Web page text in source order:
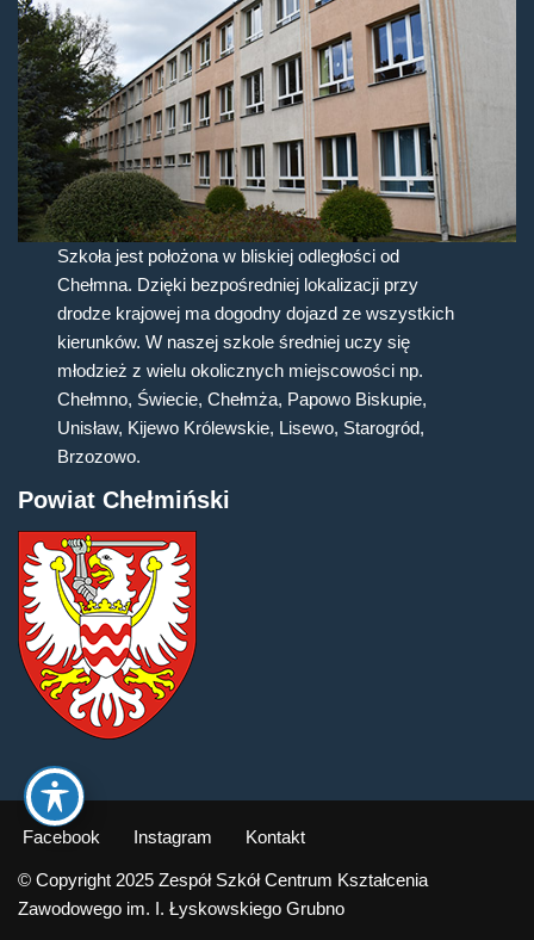
Szkoła jest położona w bliskiej odległości od
Chełmna. Dzięki bezpośredniej lokalizacji przy
drodze krajowej ma dogodny dojazd ze wszystkich
kierunków. W naszej szkole średniej uczy się
młodzież z wielu okolicznych miejscowości np.
Chełmno, Świecie, Chełmża, Papowo Biskupie,
Unisław, Kijewo Królewskie, Lisewo, Starogród,
Brzozowo.
Powiat Chełmiński
Facebook Instagram Kontakt
© Copyright 2025 Zespół Szkół Centrum Kształcenia
Zawodowego im. I. Łyskowskiego Grubno